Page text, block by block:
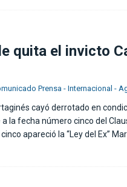
quita el invicto
Prensa - Internacional -
cayó derrotado en
la fecha número cinco del
apareció la “Ley del Ex”